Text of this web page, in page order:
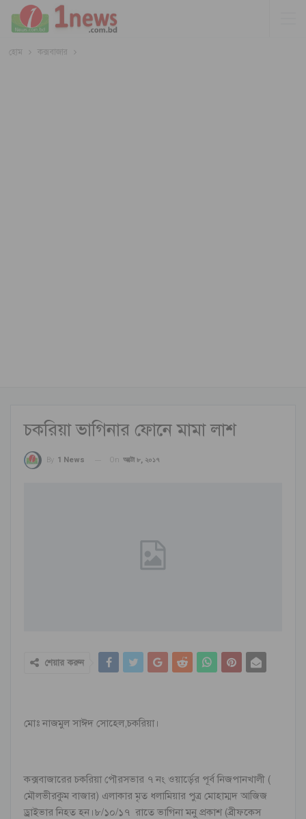
হোম কক্সবাজার
চকরিয়া ভাগিনার ফোনে মামা লাশ
By 1 News On অক্টো ৮, ২০১৭
শেয়ার করুন
মোঃ নাজমুল সাঈদ সোহেল,চকরিয়া।
কক্সবাজারের চকরিয়া পৌরসভার ৭ নং ওয়ার্ড়ের পূর্ব নিজপানখালী (
মৌলভীরকুম বাজার) এলাকার মৃত ধলামিয়ার পুত্র মোহাম্মদ আজিজ
ড্রাইভার নিহত হন।৮/১০/১৭ রাতে ভাগিনা মনু প্রকাশ (ব্রীফকেস